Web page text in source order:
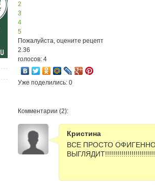
2
3
4
5
Пожалуйста, оцените рецепт
2.36
голосов: 4
Уже поделились: 0
Комментарии (2):
Кристина
ВСЕ ПРОСТО